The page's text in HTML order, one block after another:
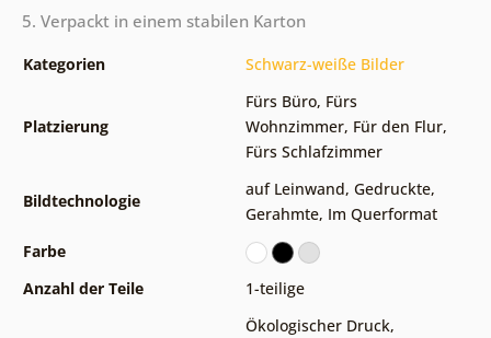
5. Verpackt in einem stabilen Karton
Kategorien Schwarz-weiße Bilder
Platzierung
Fürs Büro, Fürs
Wohnzimmer, Für den Flur,
Fürs Schlafzimmer
Bildtechnologie
auf Leinwand, Gedruckte,
Gerahmte, Im Querformat
Farbe
Anzahl der Teile
1-teilige
Ökologischer Druck,